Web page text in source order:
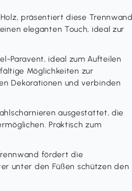
präsentiert diese Trennwand
eleganten Touch, ideal zur
Paravent, ideal zum Aufteilen
Möglichkeiten zur
Dekorationen und verbinden
ausgestattet, die
Praktisch zum
fördert die
unter den Füßen schützen den